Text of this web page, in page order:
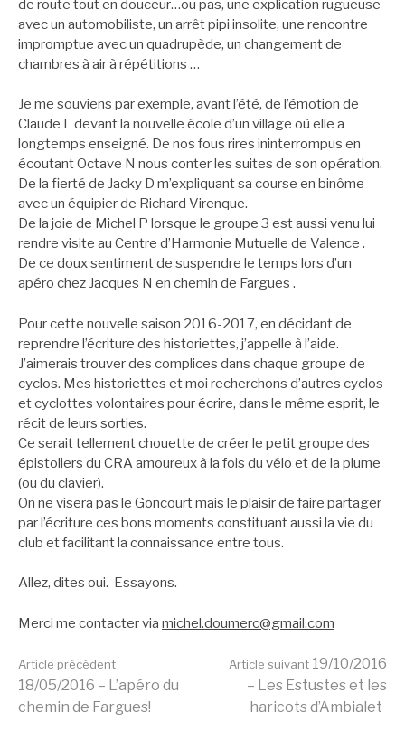
de route tout en douceur…ou pas, une explication rugueuse
avec un automobiliste, un arrêt pipi insolite, une rencontre
impromptue avec un quadrupède, un changement de
chambres à air à répétitions …
Je me souviens par exemple, avant l’été, de l’émotion de
Claude L devant la nouvelle école d’un village où elle a
longtemps enseigné. De nos fous rires ininterrompus en
écoutant Octave N nous conter les suites de son opération.
De la fierté de Jacky D m’expliquant sa course en binôme
avec un équipier de Richard Virenque.
De la joie de Michel P lorsque le groupe 3 est aussi venu lui
rendre visite au Centre d’Harmonie Mutuelle de Valence .
De ce doux sentiment de suspendre le temps lors d’un
apéro chez Jacques N en chemin de Fargues .
Pour cette nouvelle saison 2016-2017, en décidant de
reprendre l’écriture des historiettes, j’appelle à l’aide.
J’aimerais trouver des complices dans chaque groupe de
cyclos. Mes historiettes et moi recherchons d’autres cyclos
et cyclottes volontaires pour écrire, dans le même esprit, le
récit de leurs sorties.
Ce serait tellement chouette de créer le petit groupe des
épistoliers du CRA amoureux à la fois du vélo et de la plume
(ou du clavier).
On ne visera pas le Goncourt mais le plaisir de faire partager
par l’écriture ces bons moments constituant aussi la vie du
club et facilitant la connaissance entre tous.
Allez, dites oui. Essayons.
Merci me contacter via michel.doumerc@gmail.com
Lire
Article précédent
18/05/2016 – L’apéro du
chemin de Fargues!
Article suivant 19/10/2016
– Les Estustes et les
haricots d’Ambialet